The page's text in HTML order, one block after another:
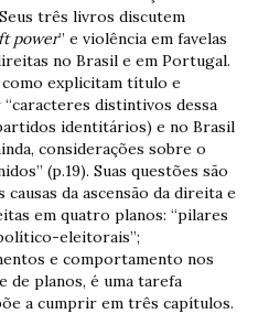
três livros discutem
power” e violência em favelas
no Brasil e em Portugal.
explicitam título e
distintivos dessa
identitários) e no Brasil
considerações sobre o
(p.19). Suas questões são
causas da ascensão da direita e
em quatro planos: “pilares
eleitorais”;
e comportamento nos
de planos, é uma tarefa
a cumprir em três capítulos.